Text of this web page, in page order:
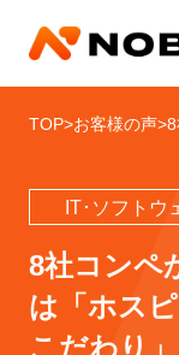
TOP>お客様の声>
IT･ソフトウ
8社コンペ
は「ホス
こだわり」